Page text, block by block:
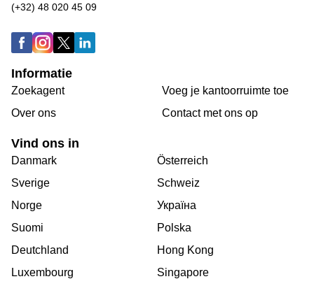
(+32) 48 020 45 09
Informatie
Zoekagent
Over ons
Voeg je kantoorruimte toe
Сontact met ons op
Vind ons in
Danmark
Sverige
Norge
Suomi
Deutchland
Luxembourg
Österreich
Schweiz
Україна
Polska
Hong Kong
Singapore